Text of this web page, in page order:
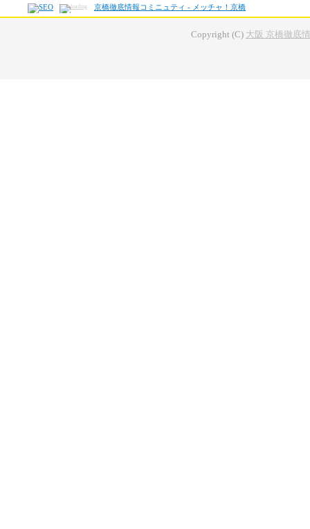
京橋徹底情報コミニュティ - メッチャ！京橋
Copyright (C) 大阪 京橋徹底